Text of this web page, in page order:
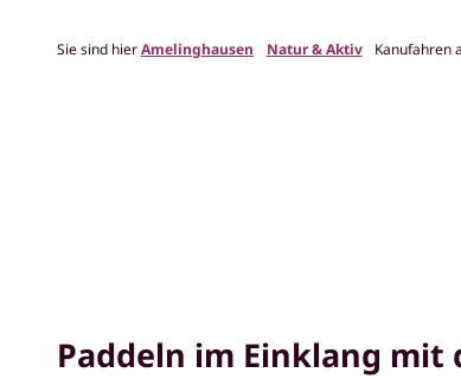
Sie sind hierAmelinghausen Natur & Aktiv Kanufahren
Paddeln im Einklang mit